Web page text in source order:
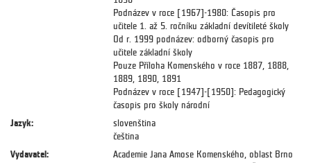
Podnázev v roce [1967]-1980: Časopis pro
učitele 1. až 5. ročníku základní devítileté školy
Od r. 1999 podnázev: odborný časopis pro
učitele základní školy
Pouze Příloha Komenského v roce 1887, 1888,
1889, 1890, 1891
Podnázev v roce [1947]-[1950]: Pedagogický
časopis pro školy národní
Jazyk:
slovenština
čeština
Vydavatel:
Academie Jana Amose Komenského, oblast Brno